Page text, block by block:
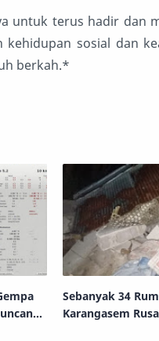
untuk terus hadir dan
sosial dan
berkah.*
Sebanyak 34
Karangasem